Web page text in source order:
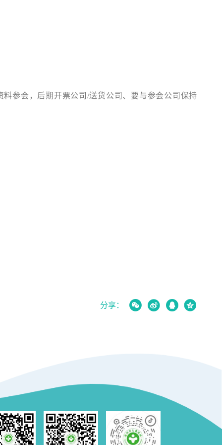
参会，后期开票公司/送货公司、要与参会公司保持
分享：    